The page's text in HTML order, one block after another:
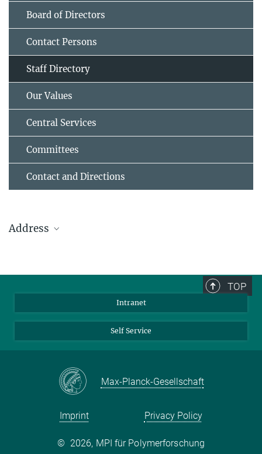
Board of Directors
Contact Persons
Staff Directory
Our Values
Central Services
Committees
Contact and Directions
Address
55128 Mainz
Phone: +49 6131 379-0
Fax: +49 6131 379-100
TOP
Intranet
Self Service
Max-Planck-Gesellschaft
Imprint Privacy Policy
© 2026, MPI für Polymerforschung